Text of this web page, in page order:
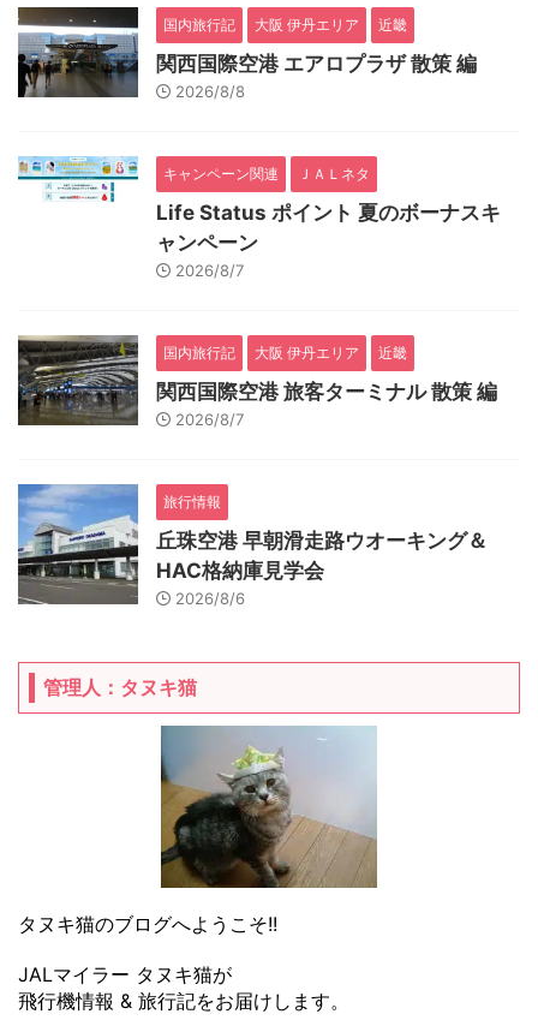
国内旅行記 大阪 伊丹エリア 近畿
関西国際空港 エアロプラザ 散策 編
2026/8/8
キャンペーン関連 ＪＡＬネタ
Life Status ポイント 夏のボーナスキ
ャンペーン
2026/8/7
国内旅行記 大阪 伊丹エリア 近畿
関西国際空港 旅客ターミナル 散策 編
2026/8/7
旅行情報
丘珠空港 早朝滑走路ウオーキング＆
HAC格納庫見学会
2026/8/6
管理人：タヌキ猫
タヌキ猫のブログへようこそ!!
JALマイラー タヌキ猫が
飛行機情報 & 旅行記をお届けします。